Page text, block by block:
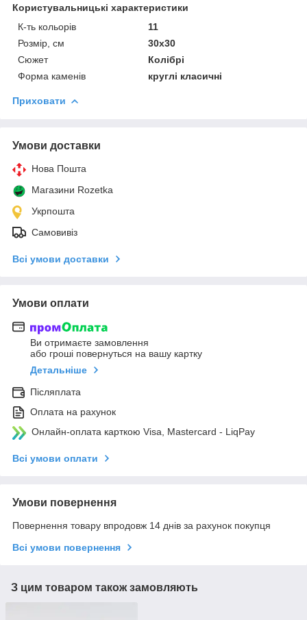
Користувальницькі характеристики
К-ть кольорiв
11
Розмір, см
30х30
Сюжет
Колібрі
Форма каменів
круглі класичні
Приховати
Умови доставки
Нова Пошта
Магазини Rozetka
Укрпошта
Самовивіз
Всі умови доставки
Умови оплати
Ви отримаєте замовлення
або гроші повернуться на вашу картку
Детальніше
Післяплата
Оплата на рахунок
Онлайн-оплата карткою Visa, Mastercard - LiqPay
Всі умови оплати
Умови повернення
Повернення товару впродовж 14 днів за рахунок покупця
Всі умови повернення
З цим товаром також замовляють